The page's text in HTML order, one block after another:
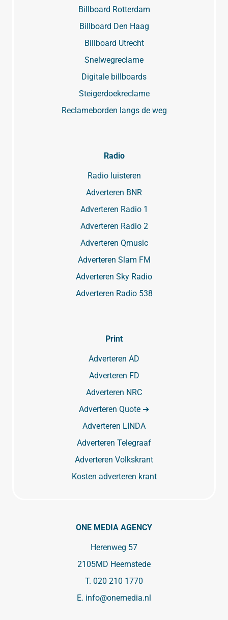
Billboard Rotterdam
Billboard Den Haag
Billboard Utrecht
Snelwegreclame
Digitale billboards
Steigerdoekreclame
Reclameborden langs de weg
Radio
Radio luisteren
Adverteren BNR
Adverteren Radio 1
Adverteren Radio 2
Adverteren Qmusic
Adverteren Slam FM
Adverteren Sky Radio
Adverteren Radio 538
Print
Adverteren AD
Adverteren FD
Adverteren NRC
Adverteren Quote ➔
Adverteren LINDA
Adverteren Telegraaf
Adverteren Volkskrant
Kosten adverteren krant
ONE MEDIA AGENCY
Herenweg 57
2105MD Heemstede
T. 020 210 1770
E. info@onemedia.nl